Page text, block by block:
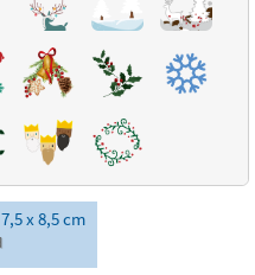
7,5 x 8,5 cm